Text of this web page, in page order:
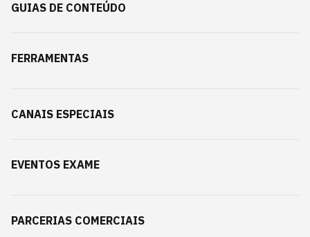
GUIAS DE CONTEÚDO
FERRAMENTAS
CANAIS ESPECIAIS
EVENTOS EXAME
PARCERIAS COMERCIAIS